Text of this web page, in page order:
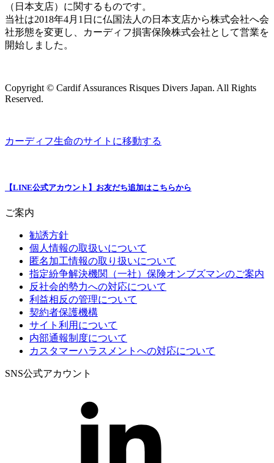
（日本支店）に関するものです。
当社は2018年4月1日に仏国法人の日本支店から株式会社へ会
社形態を変更し、カーディフ損害保険株式会社として営業を
開始しました。
Copyright © Cardif Assurances Risques Divers Japan. All Rights
Reserved.
カーディフ生命のサイトに移動する
【LINE公式アカウント】お友だち追加はこちらから
ご案内
勧誘方針
個人情報の取扱いについて
匿名加工情報の取り扱いについて
指定紛争解決機関（一社）保険オンブズマンのご案内
反社会的勢力への対応について
利益相反の管理について
契約者保護機構
サイト利用について
内部通報制度について
カスタマーハラスメントへの対応について
SNS公式アカウント